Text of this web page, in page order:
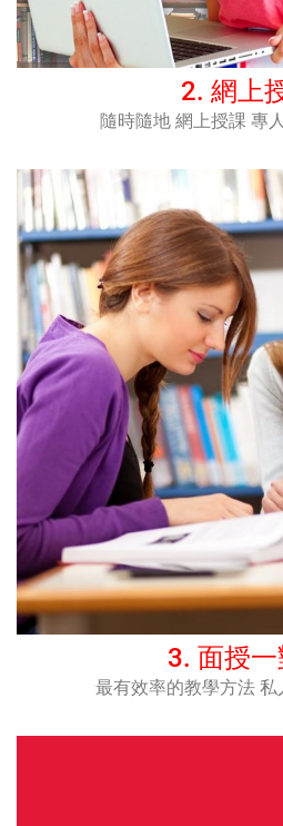
2. 網上
隨時隨地 網上授課 專
3. 面授
最有效率的教學方法